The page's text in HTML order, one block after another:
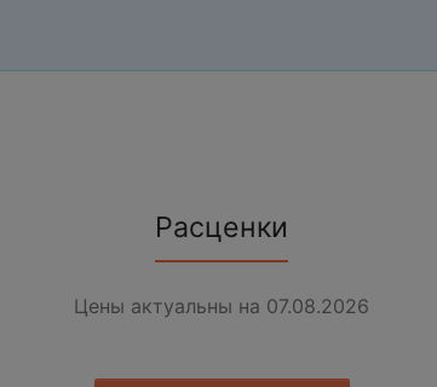
Расценки
Цены актуальны на 07.08.2026